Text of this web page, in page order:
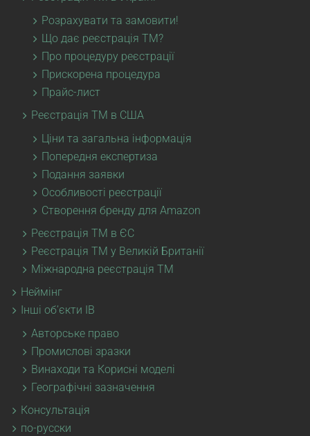
Розрахувати та замовити!
Що дає реєстрація ТМ?
Про процедуру реєстрації
Прискорена процедура
Прайс-лист
Реєстрація ТМ в США
Ціни та загальна інформація
Попередня експертиза
Подання заявки
Особливості реєстрації
Створення бренду для Amazon
Реєстрація ТМ в ЄС
Реєстрація ТМ у Великій Британії
Міжнародна реєстрація ТМ
Неймінг
Інші об’єкти ІВ
Авторське право
Промислові зразки
Винаходи та Корисні моделі
Географічні зазначення
Консультація
по-русски